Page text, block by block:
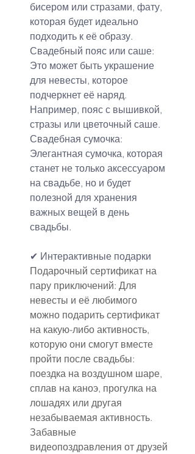
бисером или стразами, фату,
которая будет идеально
подходить к её образу.
Свадебный пояс или саше:
Это может быть украшение
для невесты, которое
подчеркнет её наряд.
Например, пояс с вышивкой,
стразы или цветочный саше.
Свадебная сумочка:
Элегантная сумочка, которая
станет не только аксессуаром
на свадьбе, но и будет
полезной для хранения
важных вещей в день
свадьбы.
✔ Интерактивные подарки
Подарочный сертификат на
пару приключений: Для
невесты и её любимого
можно подарить сертификат
на какую-либо активность,
которую они смогут вместе
пройти после свадьбы:
поездка на воздушном шаре,
сплав на каноэ, прогулка на
лошадях или другая
незабываемая активность.
Забавные
видеопоздравления от друзей